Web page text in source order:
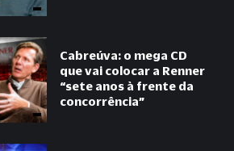
Cabreúva: o mega CD
que vai colocar a Renner
“sete anos à frente da
concorrência”